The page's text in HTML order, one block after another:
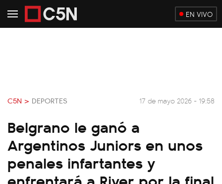
EN VIVO
C5N > DEPORTES 17 de mayo 2026 - 19:58
Belgrano le ganó a
Argentinos Juniors en unos
penales infartantes y